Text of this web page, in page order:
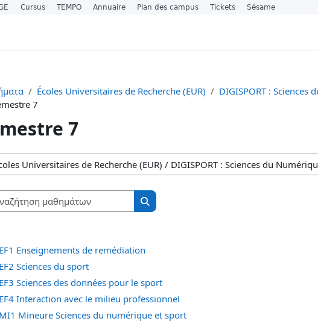
Écoles Universitaires de Recherche (EUR) DIGISPORT : Sciences
7
7
μαθημάτων
Αναζήτηση μαθημάτων
Αναζήτηση μαθημάτων
Enseignements de remédiation
Sciences du sport
Sciences des données pour le sport
Interaction avec le milieu professionnel
Mineure Sciences du numérique et sport
Cursus TEMPO Annuaire Plan des campus Tickets Sésame